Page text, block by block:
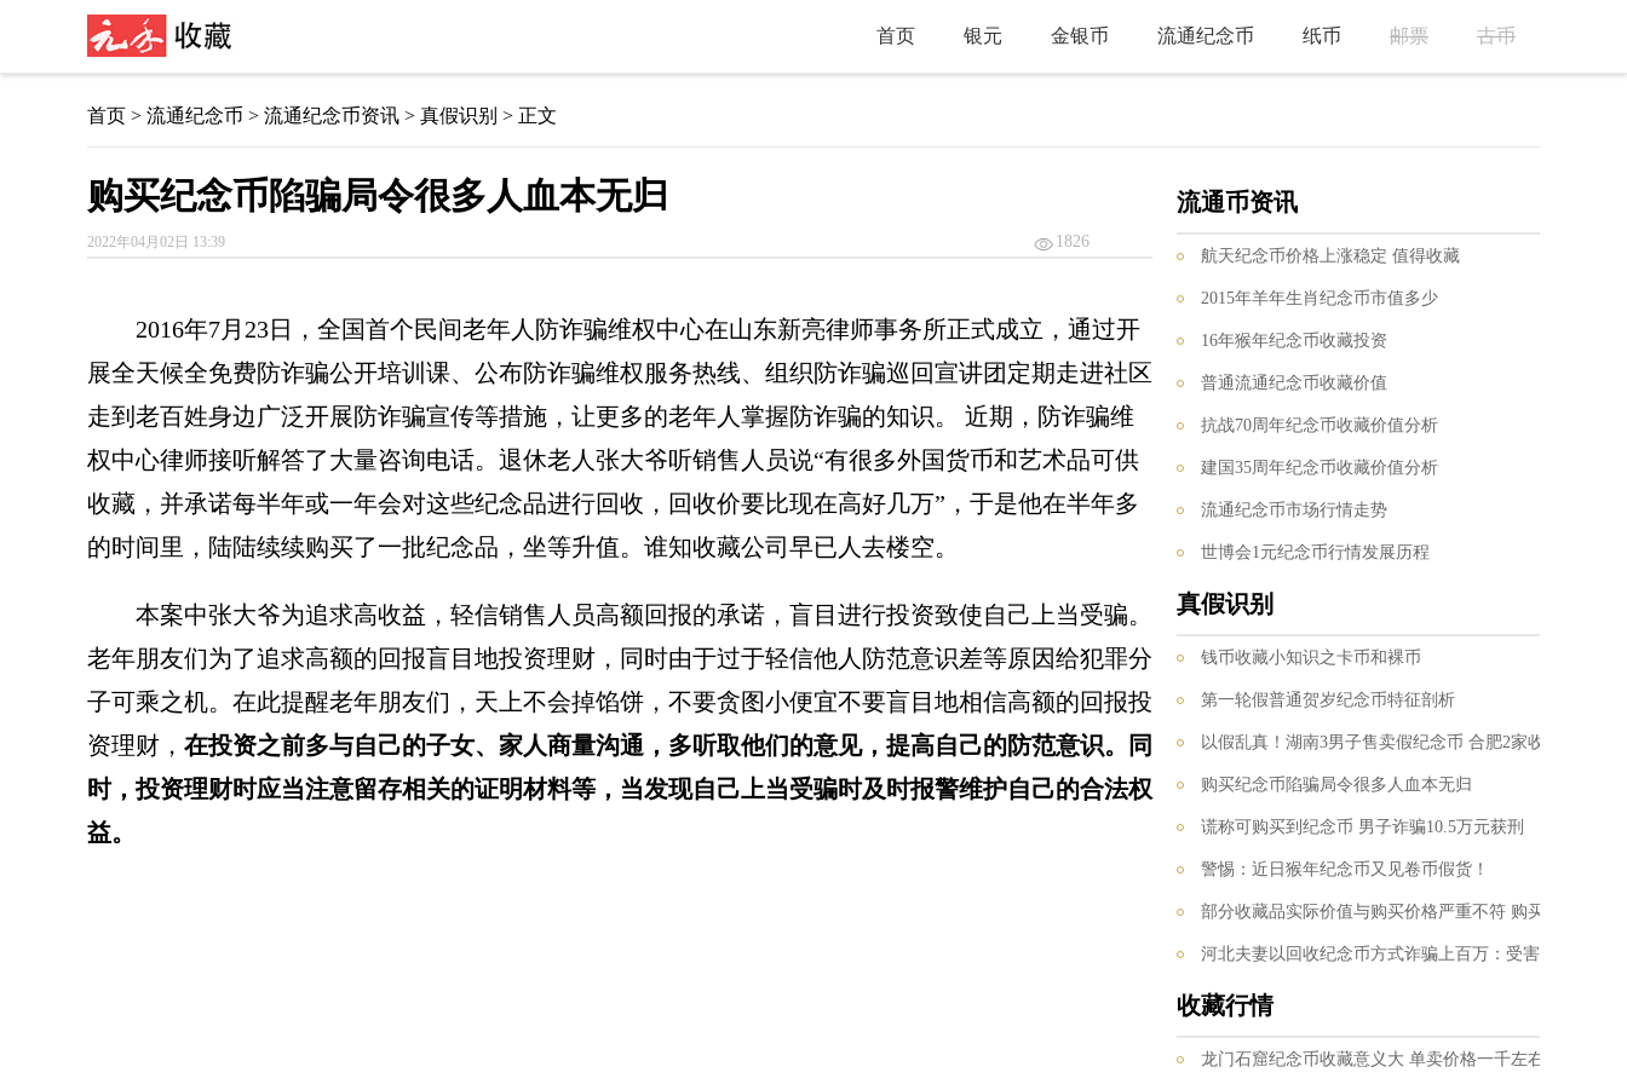
古币
邮票
纸币
流通纪念币
金银币
银元
首页
首页 > 流通纪念币 > 流通纪念币资讯 > 真假识别 > 正文
购买纪念币陷骗局令很多人血本无归
2022年04月02日 13:39 1826
2016年7月23日，全国首个民间老年人防诈骗维权中心在山东新亮律师事务所正式成立，通过开
展全天候全免费防诈骗公开培训课、公布防诈骗维权服务热线、组织防诈骗巡回宣讲团定期走进社区
走到老百姓身边广泛开展防诈骗宣传等措施，让更多的老年人掌握防诈骗的知识。 近期，防诈骗维
权中心律师接听解答了大量咨询电话。退休老人张大爷听销售人员说“有很多外国货币和艺术品可供
收藏，并承诺每半年或一年会对这些纪念品进行回收，回收价要比现在高好几万”，于是他在半年多
的时间里，陆陆续续购买了一批纪念品，坐等升值。谁知收藏公司早已人去楼空。
本案中张大爷为追求高收益，轻信销售人员高额回报的承诺，盲目进行投资致使自己上当受骗。
老年朋友们为了追求高额的回报盲目地投资理财，同时由于过于轻信他人防范意识差等原因给犯罪分
子可乘之机。在此提醒老年朋友们，天上不会掉馅饼，不要贪图小便宜不要盲目地相信高额的回报投
资理财， 在投资之前多与自己的子女、家人商量沟通，多听取他们的意见，提高自己的防范意识。同
时，投资理财时应当注意留存相关的证明材料等，当发现自己上当受骗时及时报警维护自己的合法权
益。
流通币资讯
航天纪念币价格上涨稳定 值得收藏
2015年羊年生肖纪念币市值多少
16年猴年纪念币收藏投资
普通流通纪念币收藏价值
抗战70周年纪念币收藏价值分析
建国35周年纪念币收藏价值分析
流通纪念币市场行情走势
世博会1元纪念币行情发展历程
真假识别
钱币收藏小知识之卡币和裸币
第一轮假普通贺岁纪念币特征剖析
购买纪念币陷骗局令很多人血本无归
谎称可购买到纪念币 男子诈骗10.5万元获刑
警惕：近日猴年纪念币又见卷币假货！
收藏行情
龙门石窟纪念币收藏意义大 单卖价格一千左右